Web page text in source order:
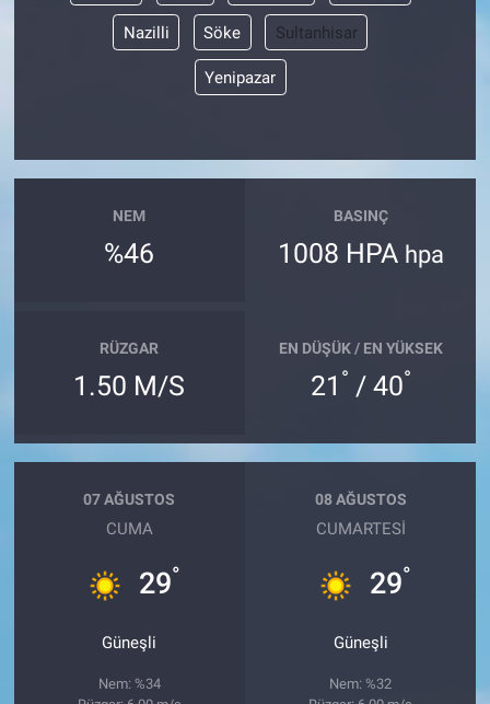
Nazilli Söke Sultanhisar
Yenipazar
NEM
%46
BASINÇ
1008 HPA hpa
RÜZGAR
1.50 M/S
EN DÜŞÜK / EN YÜKSEK
21 ° / 40°
07 AĞUSTOS
CUMA
29°
Güneşli
Nem: %34
08 AĞUSTOS
CUMARTESI
29°
Güneşli
Nem: %32